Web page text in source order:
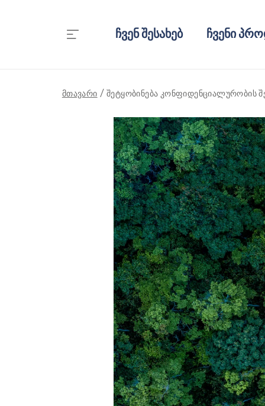
ჩვენ შესახებ ჩვენი
მთავარი შეტყობინება კონფიდენციალურობის